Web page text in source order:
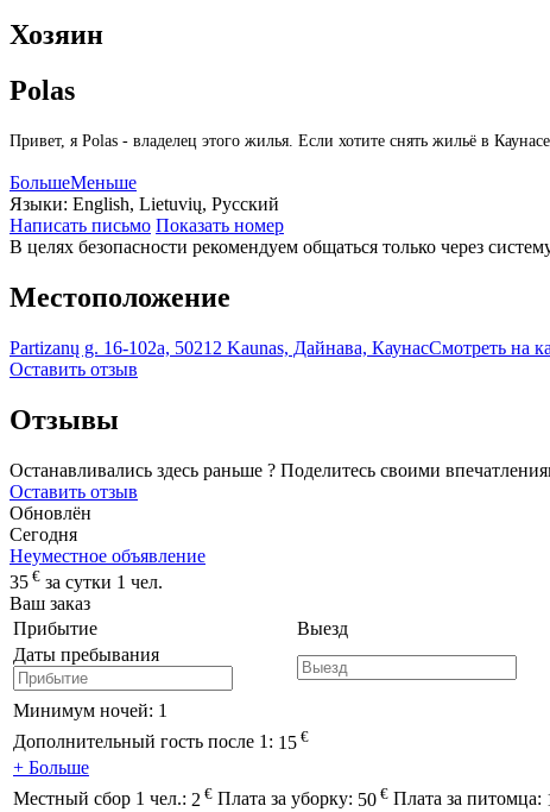
Хозяин
Polas
Привет, я Polas - владелец этого жилья. Если хотите снять жильё в
БольшеМеньше
Языки: English, Lietuvių, Русский
Написать письмо Показать номер
В целях безопасности рекомендуем общаться только через
Местоположение
Partizanų g. 16-102a, 50212 Kaunas, Дайнава, КаунасСмотреть на
Оставить отзыв
Отзывы
Останавливались здесь раньше ? Поделитесь своими
Оставить отзыв
Обновлён
Сегодня
Неуместное объявление
35 € за сутки 1 чел.
Ваш заказ
Прибытие
Выезд
Даты пребывания
Минимум ночей: 1
Дополнительный гость после 1: 15 €
+ Больше
Местный сбор 1 чел.: 2 € Плата за уборку: 50 € Плата за питомца: